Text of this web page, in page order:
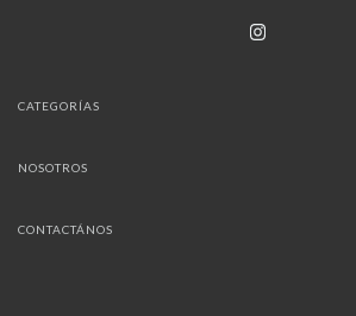
CATEGORÍAS
NOSOTROS
CONTACTÁNOS